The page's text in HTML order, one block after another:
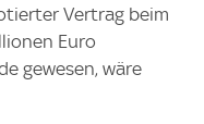
Vertrag beim
Euro
gewesen, wäre